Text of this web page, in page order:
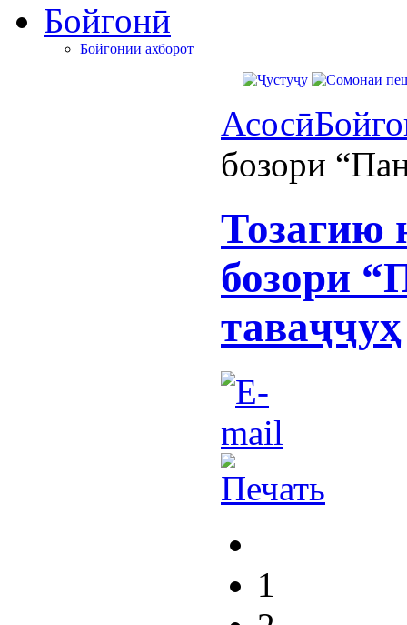
Бойгонӣ
Бойгонии ахборот
Асосӣ
бозори
Тозагию
бозори
таваҷҷуҳ
1